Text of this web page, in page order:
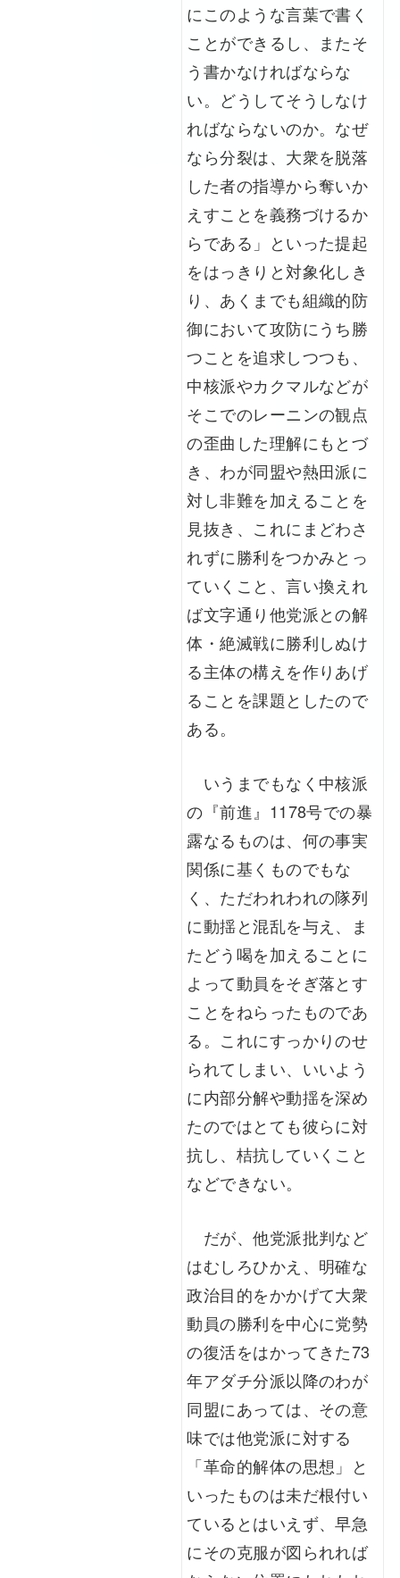
にこのような言葉で書く
ことができるし、またそ
う書かなければならな
い。どうしてそうしなけ
ればならないのか。なぜ
なら分裂は、大衆を脱落
した者の指導から奪いか
えすことを義務づけるか
らである」といった提起
をはっきりと対象化しき
り、あくまでも組織的防
御において攻防にうち勝
つことを追求しつつも、
中核派やカクマルなどが
そこでのレーニンの観点
の歪曲した理解にもとづ
き、わが同盟や熱田派に
対し非難を加えることを
見抜き、これにまどわさ
れずに勝利をつかみとっ
ていくこと、言い換えれ
ば文字通り他党派との解
体・絶滅戦に勝利しぬけ
る主体の構えを作りあげ
ることを課題としたので
ある。
いうまでもなく中核派
の『前進』1178号での暴
露なるものは、何の事実
関係に基くものでもな
く、ただわれわれの隊列
に動揺と混乱を与え、ま
たどう喝を加えることに
よって動員をそぎ落とす
ことをねらったものであ
る。これにすっかりのせ
られてしまい、いいよう
に内部分解や動揺を深め
たのではとても彼らに対
抗し、桔抗していくこと
などできない。
だが、他党派批判など
はむしろひかえ、明確な
政治目的をかかげて大衆
動員の勝利を中心に党勢
の復活をはかってきた73
年アダチ分派以降のわが
同盟にあっては、その意
味では他党派に対する
「革命的解体の思想」と
いったものは未だ根付い
ているとはいえず、早急
にその克服が図られれば